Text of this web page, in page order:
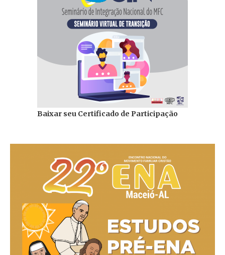
Baixar seu Certificado de Participação